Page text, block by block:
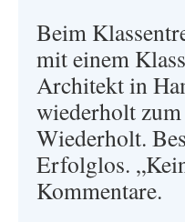
Beim
mit einem
Architekt in
wiederholt
Wiederholt.
Erfolglos.
Kommentare.